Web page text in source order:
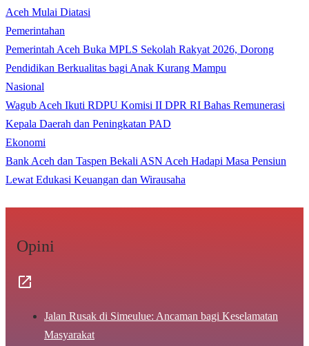
Aceh Mulai Diatasi
Pemerintahan
Pemerintah Aceh Buka MPLS Sekolah Rakyat 2026, Dorong
Pendidikan Berkualitas bagi Anak Kurang Mampu
Nasional
Wagub Aceh Ikuti RDPU Komisi II DPR RI Bahas Remunerasi
Kepala Daerah dan Peningkatan PAD
Ekonomi
Bank Aceh dan Taspen Bekali ASN Aceh Hadapi Masa Pensiun
Lewat Edukasi Keuangan dan Wirausaha
Opini
Jalan Rusak di Simeulue: Ancaman bagi Keselamatan
Masyarakat